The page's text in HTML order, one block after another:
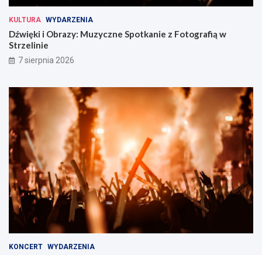
KULTURA WYDARZENIA
Dźwięki i Obrazy: Muzyczne Spotkanie z Fotografią w
Strzelinie
7 sierpnia 2026
KONCERT WYDARZENIA